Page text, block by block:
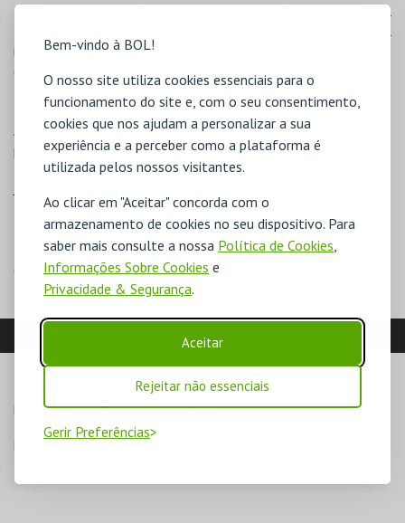
Bem-vindo à BOL!
O nosso site utiliza cookies essenciais para o
funcionamento do site e, com o seu consentimento,
cookies que nos ajudam a personalizar a sua
experiência e a perceber como a plataforma é
utilizada pelos nossos visitantes.
Ao clicar em "Aceitar" concorda com o
armazenamento de cookies no seu dispositivo. Para
saber mais consulte a nossa Política de Cookies,
Informações Sobre Cookies e
Privacidade & Segurança.
Aceitar
Rejeitar não essenciais
Gerir Preferências
Desde a sua formação, os espetáculos do Teatro Meridional
foram distinguidos 34 vezes a nível nacional e 11 a nível
internacional, relevando-se: Prémio Acarte/Madalena Perdigão
(Fundação Calouste Gulbenkian, Portugal), 1992; Prémio
Nacional da Crítica (Associação Portuguesa de Críticos de
Teatro, Portugal), 1994, 2004 e 2014; Prémio do Público (FIT
Almada, Portugal) 1994, 1999, 2012 e 2014; Globo de Ouro
para o melhor espetáculo de Teatro (SIC/Revista Caras,
Portugal), 2004; Prémio Homenagem (FESTLIP, Rio de
Janeiro, Brasil), 2018; Prémio Europa Novas Realidades
Teatrais, 2010
FOTO
créditos: ©Humberto MoucoCML-ACL
Rua do Açúcar, nº 64 – Beco da Mitra
1950-009 Lisboa
Direcções para Teatro Meridional